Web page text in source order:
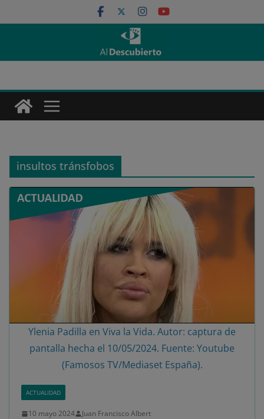
al
insultos tránsfobos
Ylenia Padilla en Viva la Vida. Autor: captura de
pantalla hecha el 10/05/2024. Fuente: Youtube
(Famosos TV/Mediaset España).
ACTUALIDAD
10 mayo 2024
Juan Francisco Albert